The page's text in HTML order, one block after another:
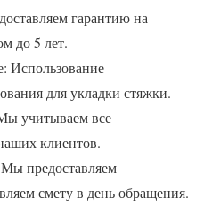
гарантию на
до 5 лет.
Использование
для укладки стяжки.
учитываем все
клиентов.
предоставляем
смету в день обращения.